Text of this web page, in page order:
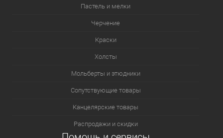
Пастель и мелки
Черчение
Краски
Холсты
Мольберты и этюдники
Сопутствующие товары
Канцелярские товары
Распродажи и скидки